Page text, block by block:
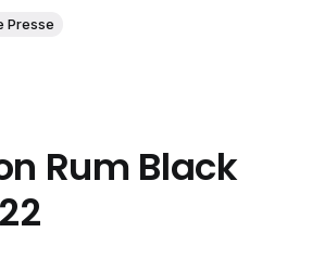
Presse
Rum Black